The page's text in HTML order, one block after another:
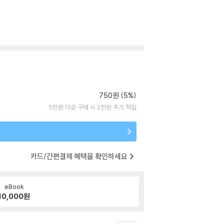
750원 (5%)
5만원 이상 구매 시 2천원 추가 적립
카드/간편결제 혜택을 확인하세요
eBook
원